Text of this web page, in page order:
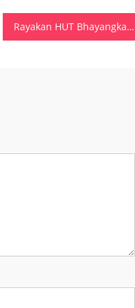
Rayakan HUT Bhayangkara Ke-76,Polres SBB Olahraga Bersama TNI, Forkopimda Dan Masyarakat